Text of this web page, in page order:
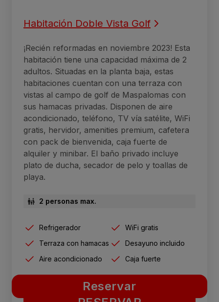
Reservar
Habitación Doble Vista Golf
¡Recién reformadas en noviembre 2023! Esta
habitación tiene una capacidad máxima de 2
adultos. Situadas en la planta baja, estas
habitaciones cuentan con una terraza con
vistas al campo de golf de Maspalomas con
sus hamacas privadas. Disponen de aire
acondicionado, teléfono, TV vía satélite, WiFi
gratis, hervidor, amenities premium, cafetera
con pack de bienvenida, caja fuerte de
alquiler y minibar. El baño privado incluye
plato de ducha, secador de pelo y toallas de
playa.
2 personas max.
Refrigerador
WiFi gratis
Terraza con hamacas
Desayuno incluido
Aire acondicionado
Caja fuerte